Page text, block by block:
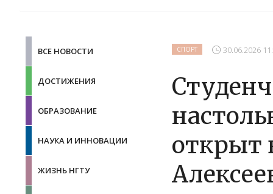
ВСЕ НОВОСТИ
ДОСТИЖЕНИЯ
ОБРАЗОВАНИЕ
НАУКА И ИННОВАЦИИ
ЖИЗНЬ НГТУ
СПОРТ 30.06.2026
открыт